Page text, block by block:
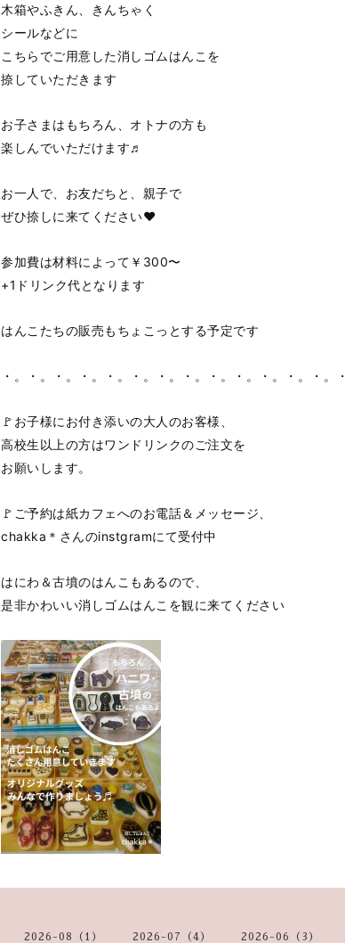
木箱やふきん、きんちゃく
シールなどに
こちらでご用意した消しゴムはんこを
捺していただきます
お子さまはもちろん、オトナの方も
楽しんでいただけます♬
お一人で、お友だちと、親子で
ぜひ捺しに来てください❤
参加費は材料によって￥300〜
+1ドリンク代となります
はんこたちの販売もちょこっとする予定です
・。・。・。・。・。・。・。・。・。・。・。・。・。・
🚩お子様にお付き添いの大人のお客様、
高校生以上の方はワンドリンクのご注文を
お願いします。
🚩ご予約は紙カフェへのお電話＆メッセージ、
chakka＊さんのinstgramにて受付中
はにわ＆古墳のはんこもあるので、
是非かわいい消しゴムはんこを観に来てください
2026-08（1） 2026-07（4） 2026-06（3）